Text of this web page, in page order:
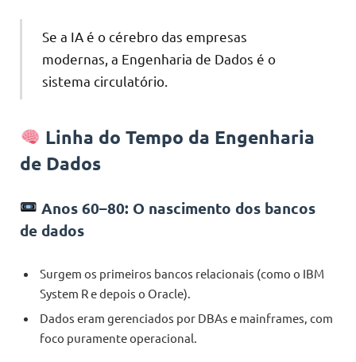
Se a IA é o cérebro das empresas
modernas, a Engenharia de Dados é o
sistema circulatório.
Linha do Tempo da Engenharia
de Dados
Anos 60–80: O nascimento dos bancos
de dados
Surgem os primeiros bancos relacionais (como o IBM
System R e depois o Oracle).
Dados eram gerenciados por DBAs e mainframes, com
foco puramente operacional.